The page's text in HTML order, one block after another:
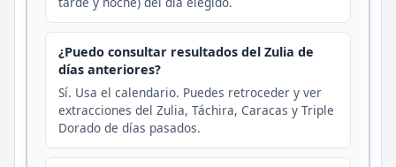
¿Puedo consultar resultados del Zulia de
días anteriores?
Sí. Usa el calendario. Puedes retroceder y ver
extracciones del Zulia, Táchira, Caracas y Triple
Dorado de días pasados.